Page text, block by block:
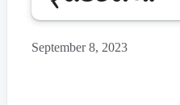
September 8, 2023